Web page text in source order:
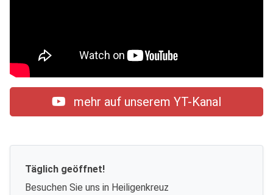
mehr auf unserem YT-Kanal
Täglich geöffnet!
Besuchen Sie uns in Heiligenkreuz